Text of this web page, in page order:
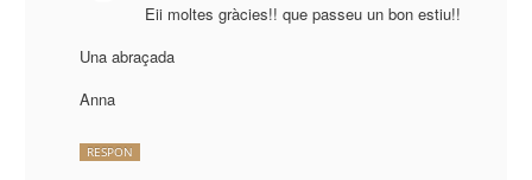
Eii moltes gràcies!! que passeu un bon estiu!!
Una abraçada
Anna
RESPON